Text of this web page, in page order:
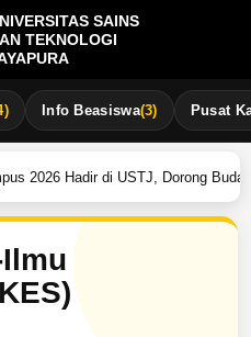
SAINS
TEKNOLOGI
Info Beasiswa(3) Pusat
2026 Hadir di USTJ, Dorong